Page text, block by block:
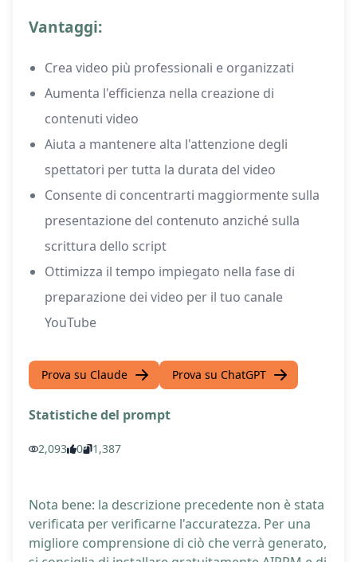
Vantaggi:
Crea video più professionali e organizzati
Aumenta l'efficienza nella creazione di
contenuti video
Aiuta a mantenere alta l'attenzione degli
spettatori per tutta la durata del video
Consente di concentrarti maggiormente sulla
presentazione del contenuto anziché sulla
scrittura dello script
Ottimizza il tempo impiegato nella fase di
preparazione dei video per il tuo canale
YouTube
Prova su Claude Prova su ChatGPT
Statistiche del prompt
2,093 0 1,387
Nota bene: la descrizione precedente non è stata
verificata per verificarne l'accuratezza. Per una
migliore comprensione di ciò che verrà generato,